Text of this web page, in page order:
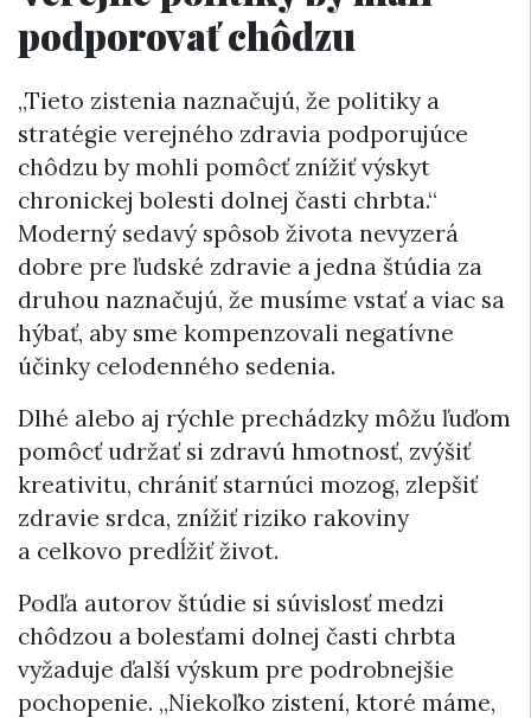
podporovať chôdzu
„Tieto zistenia naznačujú, že politiky a
stratégie verejného zdravia podporujúce
chôdzu by mohli pomôcť znížiť výskyt
chronickej bolesti dolnej časti chrbta.“
Moderný sedavý spôsob života nevyzerá
dobre pre ľudské zdravie a jedna štúdia za
druhou naznačujú, že musíme vstať a viac sa
hýbať, aby sme kompenzovali negatívne
účinky celodenného sedenia.
Dlhé alebo aj rýchle prechádzky môžu ľuďom
pomôcť udržať si zdravú hmotnosť, zvýšiť
kreativitu, chrániť starnúci mozog, zlepšiť
zdravie srdca, znížiť riziko rakoviny
a celkovo predĺžiť život.
Podľa autorov štúdie si súvislosť medzi
chôdzou a bolesťami dolnej časti chrbta
vyžaduje ďalší výskum pre podrobnejšie
pochopenie. „Niekoľko zistení, ktoré máme,